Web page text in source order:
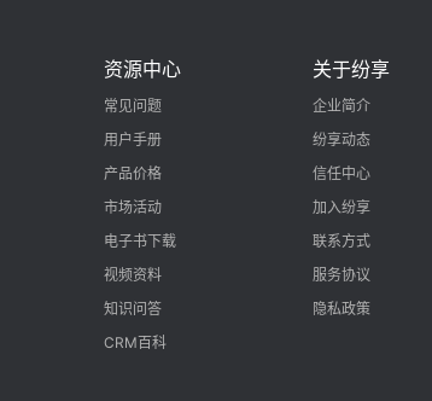
资源中心
常见问题
用户手册
产品价格
市场活动
电子书下载
视频资料
知识问答
CRM百科
关于纷享
企业简介
纷享动态
信任中心
加入纷享
联系方式
服务协议
隐私政策